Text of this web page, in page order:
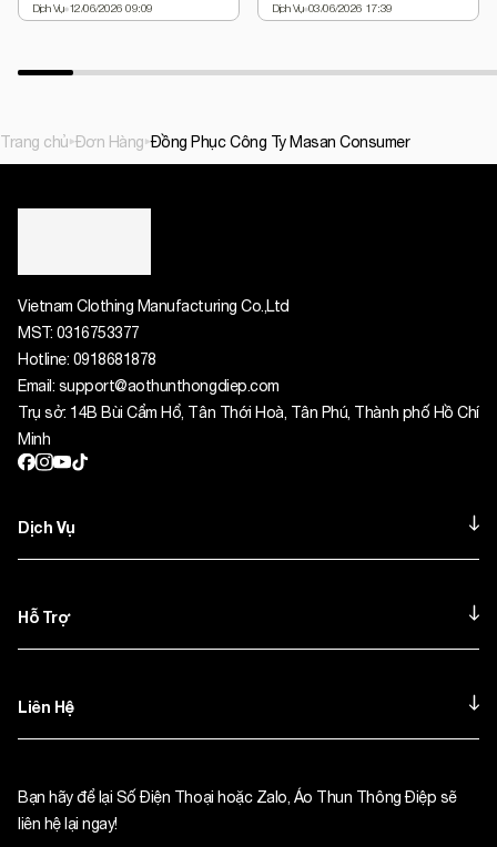
Dịch Vụ 12/06/2026 09:09 Dịch Vụ 03/06/2026 17:39
Trang chủ Đơn Hàng Đồng Phục Công Ty Masan Consumer
Vietnam Clothing Manufacturing Co.,Ltd
MST: 0316753377
Hotline: 0918681878
Email: support@aothunthongdiep.com
Trụ sở: 14B Bùi Cẩm Hổ, Tân Thới Hoà, Tân Phú, Thành phố Hồ Chí
Minh
Dịch Vụ
Hỗ Trợ
Liên Hệ
Bạn hãy để lại Số Điện Thoại hoặc Zalo, Áo Thun Thông Điệp sẽ
liên hệ lại ngay!